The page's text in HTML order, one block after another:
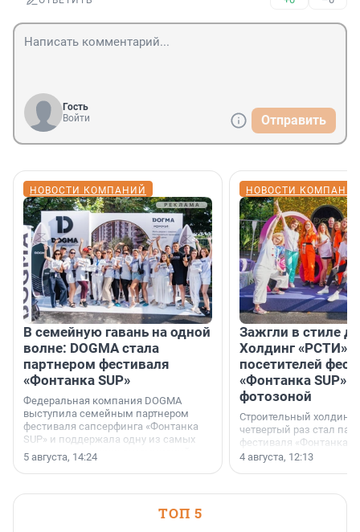
Гость
Войти
Отправить
НОВОСТИ КОМПАНИЙ
В семейную гавань на одной
волне: DOGMA стала
партнером фестиваля
«Фонтанка SUP»
Федеральная компания DOGMA
выступила семейным партнером
фестиваля сапсерфинга «Фонтанка
SUP» и поддержала одну из самых
ярких и романтичных номинаций —
«SUP-свадьба».
5 августа, 14:24
НОВОСТИ
Зажгли в стиле
Холдинг «РСТИ»
посетителей
«Фонтанка SUP»
фотозоной
Строительный холдинг
четвертый раз стал
фестиваля «Фонтанка
раз компания
посетителям
4 августа, 12:13
ТОП 5